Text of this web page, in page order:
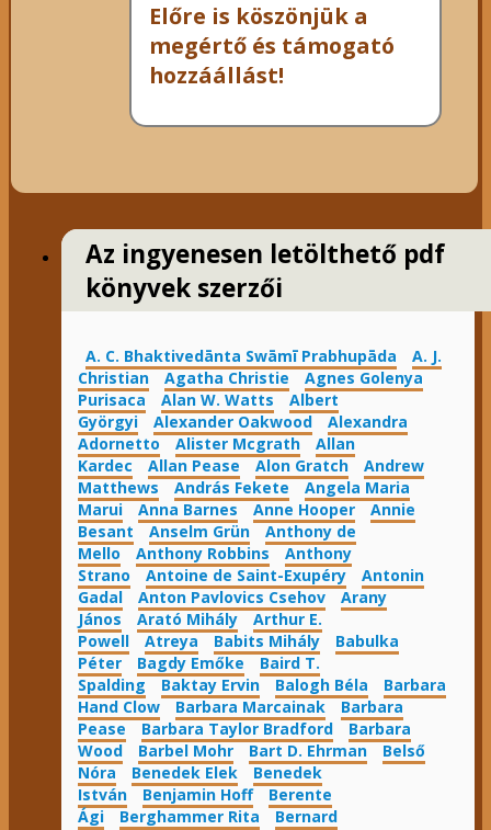
Előre is köszönjük a
megértő és támogató
hozzáállást!
Az ingyenesen letölthető pdf
könyvek szerzői
A. C. Bhaktivedānta Swāmī Prabhupāda
A. J.
Christian
Agatha Christie
Agnes Golenya
Purisaca
Alan W. Watts
Albert
Györgyi
Alexander Oakwood
Alexandra
Adornetto
Alister Mcgrath
Allan
Kardec
Allan Pease Alon Gratch
Andrew
Matthews
András Fekete
Angela Maria
Marui
Anna Barnes Anne Hooper
Annie
Besant
Anselm Grün
Anthony de
Mello
Anthony Robbins
Anthony
Strano
Antoine de Saint-Exupéry
Antonin
Gadal
Anton Pavlovics Csehov
Arany
János
Arató Mihály
Arthur E.
Powell
Atreya Babits Mihály
Babulka
Péter
Bagdy Emőke
Baird T.
Spalding
Baktay Ervin Balogh Béla
Barbara
Hand Clow
Barbara Marcainak
Barbara
Pease
Barbara Taylor Bradford
Barbara
Wood
Barbel Mohr Bart D. Ehrman
Belső
Nóra
Benedek Elek
Benedek
István
Benjamin Hoff
Berente
Ági
Berghammer Rita
Bernard